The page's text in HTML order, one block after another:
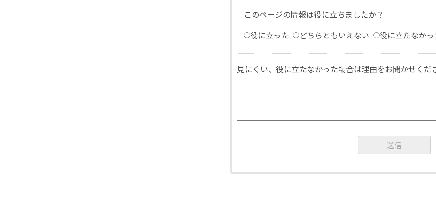
このページの情報は役に立ちましたか？
役に立った
どちらともいえない 役に立たなかっ
見にくい、役に立たなかった場合は理由をお聞かせくだ